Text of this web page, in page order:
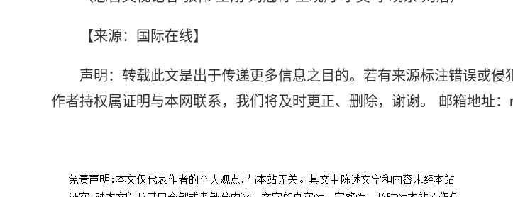
【来源：国际在线】
声明：转载此文是出于传递更多信息之目的。若有来源标注错误或侵
作者持权属证明与本网联系，我们将及时更正、删除，谢谢。 邮箱地址